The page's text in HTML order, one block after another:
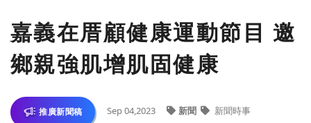
嘉義在厝顧健康運動節目 邀
鄉親強肌增肌固健康
推廣新聞稿 Sep 04,2023 新聞 新聞時事